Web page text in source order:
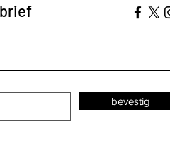
bevestig